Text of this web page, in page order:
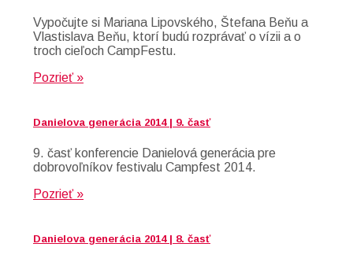
Vypočujte si Mariana Lipovského, Štefana Beňu a
Vlastislava Beňu, ktorí budú rozprávať o vízii a o
troch cieľoch CampFestu.
Pozrieť »
Danielova generácia 2014 | 9. časť
9. časť konferencie Danielová generácia pre
dobrovoľníkov festivalu Campfest 2014.
Pozrieť »
Danielova generácia 2014 | 8. časť